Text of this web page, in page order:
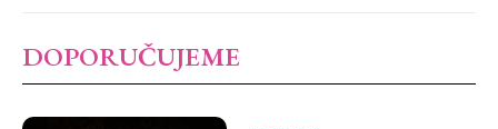
DOPORUČUJEME